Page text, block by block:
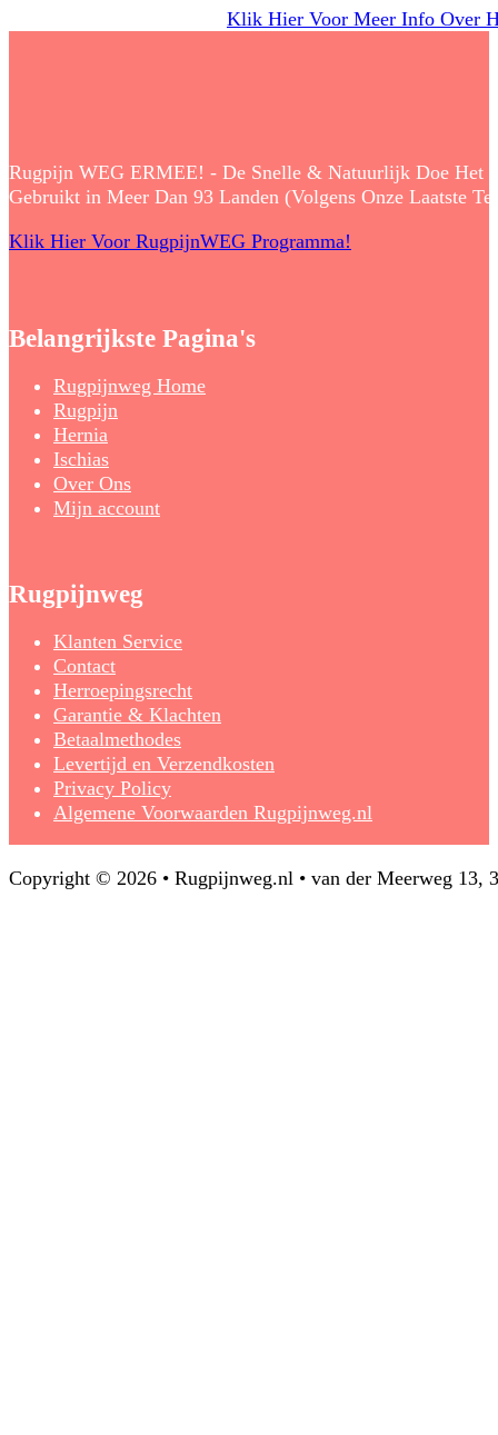
Klik Hier Voor Meer Info Over
Rugpijn WEG ERMEE! - De Snelle & Natuurlijk Doe Het
Gebruikt in Meer Dan 93 Landen (Volgens Onze Laatste
Klik Hier Voor RugpijnWEG Programma!
Belangrijkste Pagina's
Rugpijnweg Home
Rugpijn
Hernia
Ischias
Over Ons
Mijn account
Rugpijnweg
Klanten Service
Contact
Herroepingsrecht
Garantie & Klachten
Betaalmethodes
Levertijd en Verzendkosten
Privacy Policy
Algemene Voorwaarden Rugpijnweg.nl
Copyright © 2026 • Rugpijnweg.nl • van der Meerweg